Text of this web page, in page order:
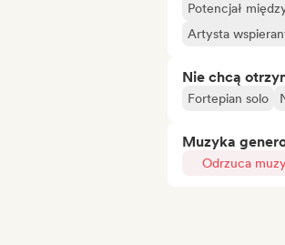
Potencjał
Artysta
Nie chcą
Fortepian solo
Muzyka
Odrzuca